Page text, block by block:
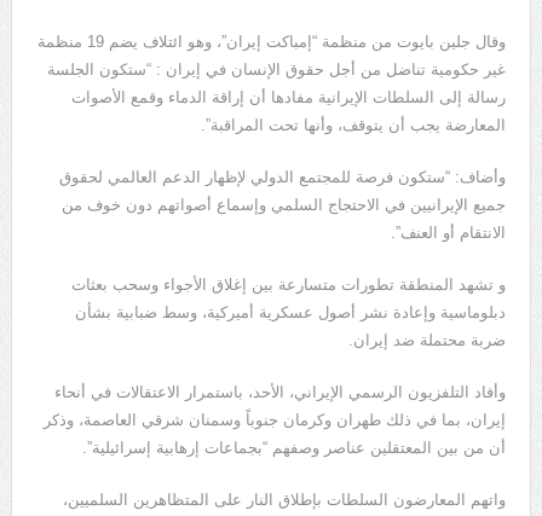
وقال جلين بايوت من منظمة “إمباكت إيران”، وهو ائتلاف يضم 19 منظمة
غير حكومية تناضل من أجل حقوق الإنسان في إيران : “ستكون الجلسة
رسالة إلى السلطات الإيرانية مفادها أن إراقة الدماء وقمع الأصوات
المعارضة يجب أن يتوقف، وأنها تحت المراقبة”.
وأضاف: “ستكون فرصة للمجتمع الدولي لإظهار الدعم العالمي لحقوق
جميع الإيرانيين في الاحتجاج السلمي وإسماع أصواتهم دون خوف من
الانتقام أو العنف”.
و تشهد المنطقة تطورات متسارعة بين إغلاق الأجواء وسحب بعثات
دبلوماسية وإعادة نشر أصول عسكرية أميركية، وسط ضبابية بشأن
ضربة محتملة ضد إيران.
وأفاد التلفزيون الرسمي الإيراني، الأحد، باستمرار الاعتقالات في أنحاء
إيران، بما في ذلك طهران وكرمان جنوباً وسمنان شرقي العاصمة، وذكر
أن من بين المعتقلين عناصر وصفهم “بجماعات إرهابية إسرائيلية”.
واتهم المعارضون السلطات بإطلاق النار على المتظاهرين السلميين،